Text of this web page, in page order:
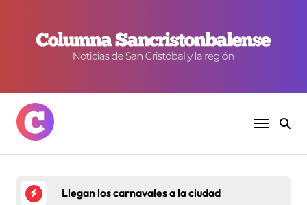
contenido
Llegan los carnavales a la ciudad